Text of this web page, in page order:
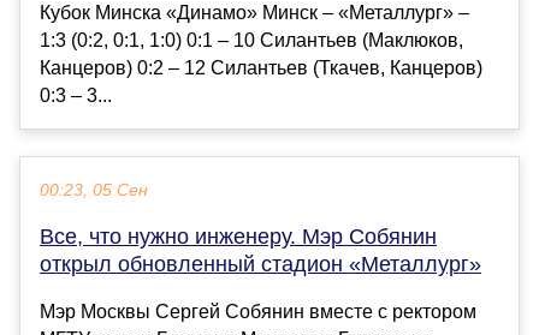
Кубок Минска «Динамо» Минск – «Металлург» –
1:3 (0:2, 0:1, 1:0) 0:1 – 10 Силантьев (Маклюков,
Канцеров) 0:2 – 12 Силантьев (Ткачев, Канцеров)
0:3 – 3...
00:23, 05 Сен
Все, что нужно инженеру. Мэр Собянин
открыл обновленный стадион «Металлург»
Мэр Москвы Сергей Собянин вместе с ректором